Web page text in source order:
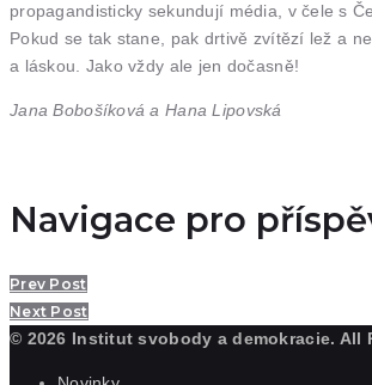
propagandisticky sekundují média, v čele s
Pokud se tak stane, pak drtivě zvítězí lež a
a láskou. Jako vždy ale jen dočasně!
Jana Bobošíková a Hana Lipovská
Navigace pro
Prev Post
Next Post
© 2026 Institut svobody a demokracie. All